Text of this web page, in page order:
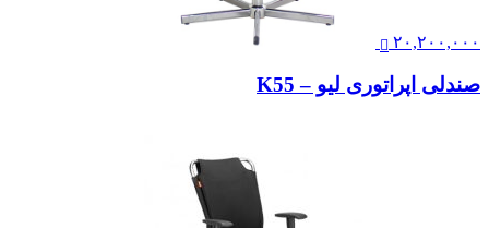
۲۰,۲۰۰,۰۰۰
صندلی اپراتوری لیو – K55